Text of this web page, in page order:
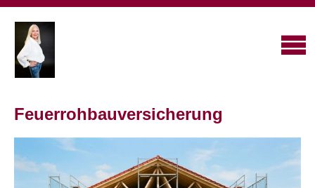
Feuerrohbauversicherung